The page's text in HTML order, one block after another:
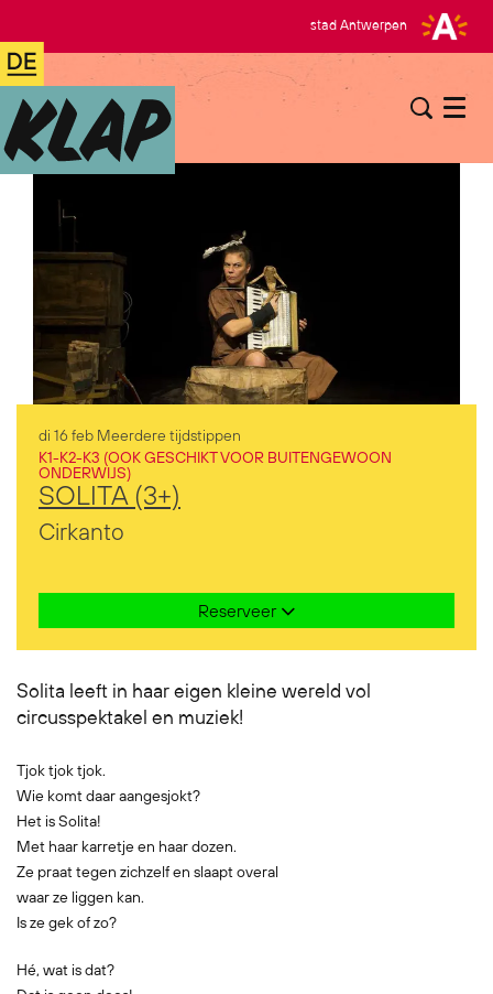
stad Antwerpen
Menu
SOLITA (3+)
Cirkanto
K1-K2-K3 (OOK GESCHIKT VOOR BUITENGEWOON
ONDERWIJS)
di 16 feb Meerdere tijdstippen
Reserveer
Solita leeft in haar eigen kleine wereld vol
circusspektakel en muziek!
Tjok tjok tjok.
Wie komt daar aangesjokt?
Het is Solita!
Met haar karretje en haar dozen.
Ze praat tegen zichzelf en slaapt overal
waar ze liggen kan.
Is ze gek of zo?
Hé, wat is dat?